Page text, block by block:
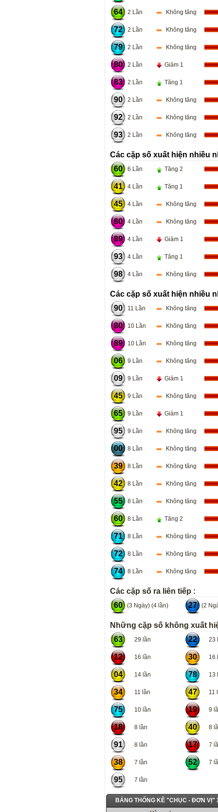
64 2 Lần Không tăng
72 2 Lần Không tăng
79 2 Lần Không tăng
80 2 Lần Giảm 1
83 2 Lần Tăng 1
90 2 Lần Không tăng
92 2 Lần Không tăng
93 2 Lần Không tăng
Các cặp số xuất hiện nhiều
60
6 Lần Tăng 2
41 4 Lần Tăng 1
45 4 Lần Không tăng
80 4 Lần Không tăng
89 4 Lần Giảm 1
93 4 Lần Tăng 1
98 4 Lần Không tăng
Các cặp số xuất hiện nhiều
90
11 Lần Không tăng
80 10 Lần Không tăng
89 10 Lần Không tăng
06 9 Lần Không tăng
09 9 Lần Giảm 1
45 9 Lần Không tăng
65 9 Lần Giảm 1
95 9 Lần Không tăng
00 8 Lần Không tăng
39 8 Lần Không tăng
42 8 Lần Không tăng
55 8 Lần Không tăng
60 8 Lần Tăng 2
71 8 Lần Không tăng
72 8 Lần Không tăng
74 8 Lần Không tăng
Các cặp số ra liên tiếp :
60
(3 Ngày) (4 lần) 27 (2
Những cặp số không xuất
63
29 lần 22 23
12 16 lần 30 16
04 14 lần 78 13
34 11 lần 47 11
75 10 lần 19 9
18 8 lần 40 8
91 8 lần 17 7
38 7 lần 52 7
95 7 lần
BẢNG THỐNG KÊ "CHỤC - ĐƠN VỊ"